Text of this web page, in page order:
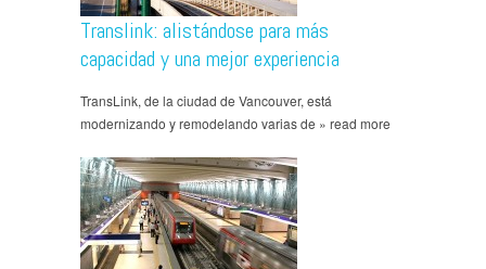
Translink: alistándose para más
capacidad y una mejor experiencia
TransLink, de la ciudad de Vancouver, está
modernizando y remodelando varias de » read more